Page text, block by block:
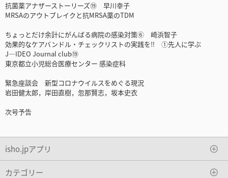
抗菌薬アナザーストーリーズ⑲ 早川幸子
MRSAのアウトブレイクと抗MRSA薬のTDM
ちょっとだけ余計にがんばる病院の感染対策⑥ 崎浜智子
効果的なケアバンドル・チェックリストの実践を‼ ①先人に学ぶ
J—IDEO Journal club⑲
東京都立小児総合医療センター 感染症科
緊急座談会 新型コロナウイルスをめぐる現況
岩田健太郎，岸田直樹，忽那賢志，坂本史衣
次号予告
isho.jpアプリ
カテゴリー